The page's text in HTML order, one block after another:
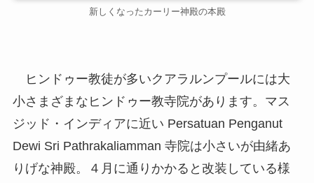
新しくなったカーリー神殿の本殿
ヒンドゥー教徒が多いクアラルンプールには大
小さまざまなヒンドゥー教寺院があります。マス
ジッド・インディアに近い Persatuan Penganut
Dewi Sri Pathrakaliamman 寺院は小さいが由緒あ
りげな神殿。４月に通りかかると改装している様